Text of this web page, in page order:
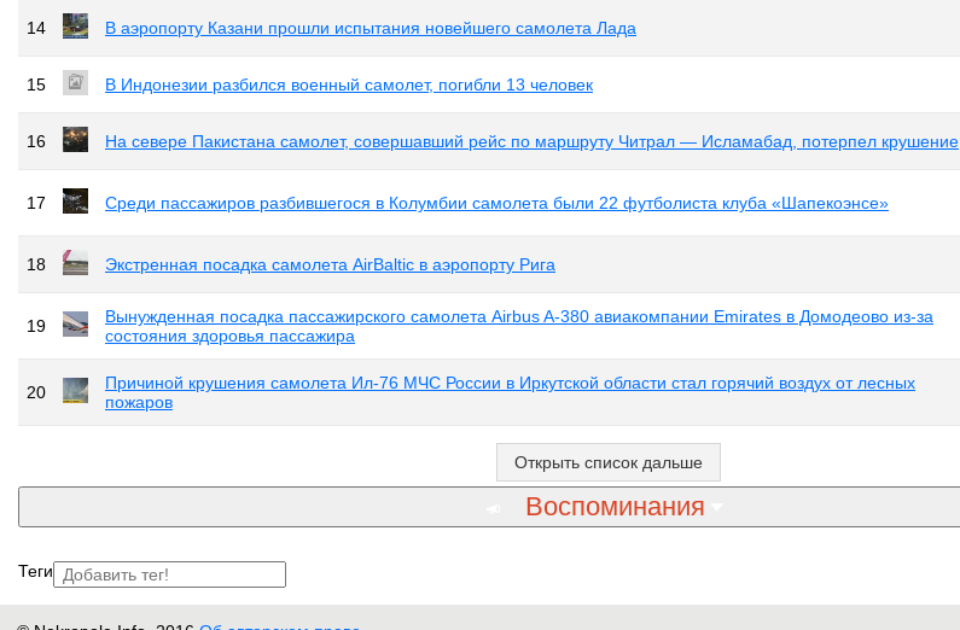
14 В аэропорту Казани прошли испытания новейшего самолета Лада
15 В Индонезии разбился военный самолет, погибли 13 человек
16 На севере Пакистана самолет, совершавший рейс по маршруту Читрал — Исламабад, потерпел крушение
17 Среди пассажиров разбившегося в Колумбии самолета были 22 футболиста клуба «Шапекоэнсе»
18 Экстренная посадка самолета AirBaltic в аэропорту Рига
19
Вынужденная посадка пассажирского самолета Airbus A-380 авиакомпании Emirates в Домодеово из-за
состояния здоровья пассажира
20
Причиной крушения самолета Ил-76 МЧС России в Иркутской области стал горячий воздух от лесных
пожаров
Открыть список дальше
Воспоминания
Теги